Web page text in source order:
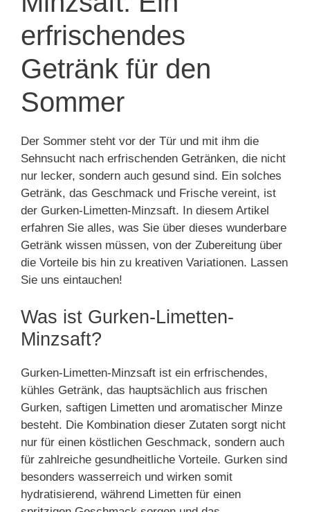
erfrischendes
Getränk für den
Sommer
Der Sommer steht vor der Tür und mit ihm die
Sehnsucht nach erfrischenden Getränken, die nicht
nur lecker, sondern auch gesund sind. Ein solches
Getränk, das Geschmack und Frische vereint, ist
der Gurken-Limetten-Minzsaft. In diesem Artikel
erfahren Sie alles, was Sie über dieses wunderbare
Getränk wissen müssen, von der Zubereitung über
die Vorteile bis hin zu kreativen Variationen. Lassen
Sie uns eintauchen!
Was ist Gurken-Limetten-
Minzsaft?
Gurken-Limetten-Minzsaft ist ein erfrischendes,
kühles Getränk, das hauptsächlich aus frischen
Gurken, saftigen Limetten und aromatischer Minze
besteht. Die Kombination dieser Zutaten sorgt nicht
nur für einen köstlichen Geschmack, sondern auch
für zahlreiche gesundheitliche Vorteile. Gurken sind
besonders wasserreich und wirken somit
hydratisierend, während Limetten für einen